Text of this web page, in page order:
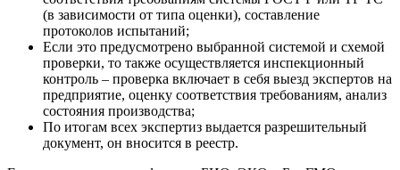
(в зависимости от типа оценки), составление
протоколов испытаний;
Если это предусмотрено выбранной системой и схемой
проверки, то также осуществляется инспекционный
контроль – проверка включает в себя выезд экспертов на
предприятие, оценку соответствия требованиям, анализ
состояния производства;
По итогам всех экспертиз выдается разрешительный
документ, он вносится в реестр.